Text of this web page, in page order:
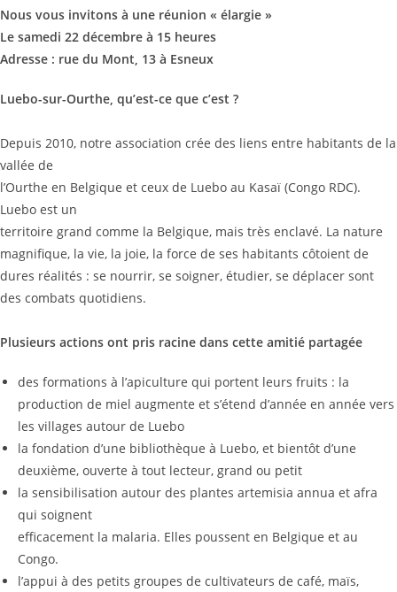
Nous vous invitons à une réunion « élargie »
Le samedi 22 décembre à 15 heures
Adresse : rue du Mont, 13 à Esneux
Luebo-sur-Ourthe, qu’est-ce que c’est ?
Depuis 2010, notre association crée des liens entre habitants de la
vallée de
l’Ourthe en Belgique et ceux de Luebo au Kasaï (Congo RDC).
Luebo est un
territoire grand comme la Belgique, mais très enclavé. La nature
magnifique, la vie, la joie, la force de ses habitants côtoient de
dures réalités : se nourrir, se soigner, étudier, se déplacer sont
des combats quotidiens.
Plusieurs actions ont pris racine dans cette amitié partagée
des formations à l’apiculture qui portent leurs fruits : la
production de miel augmente et s’étend d’année en année vers
les villages autour de Luebo
la fondation d’une bibliothèque à Luebo, et bientôt d’une
deuxième, ouverte à tout lecteur, grand ou petit
la sensibilisation autour des plantes artemisia annua et afra
qui soignent
efficacement la malaria. Elles poussent en Belgique et au
Congo.
l’appui à des petits groupes de cultivateurs de café, maïs,